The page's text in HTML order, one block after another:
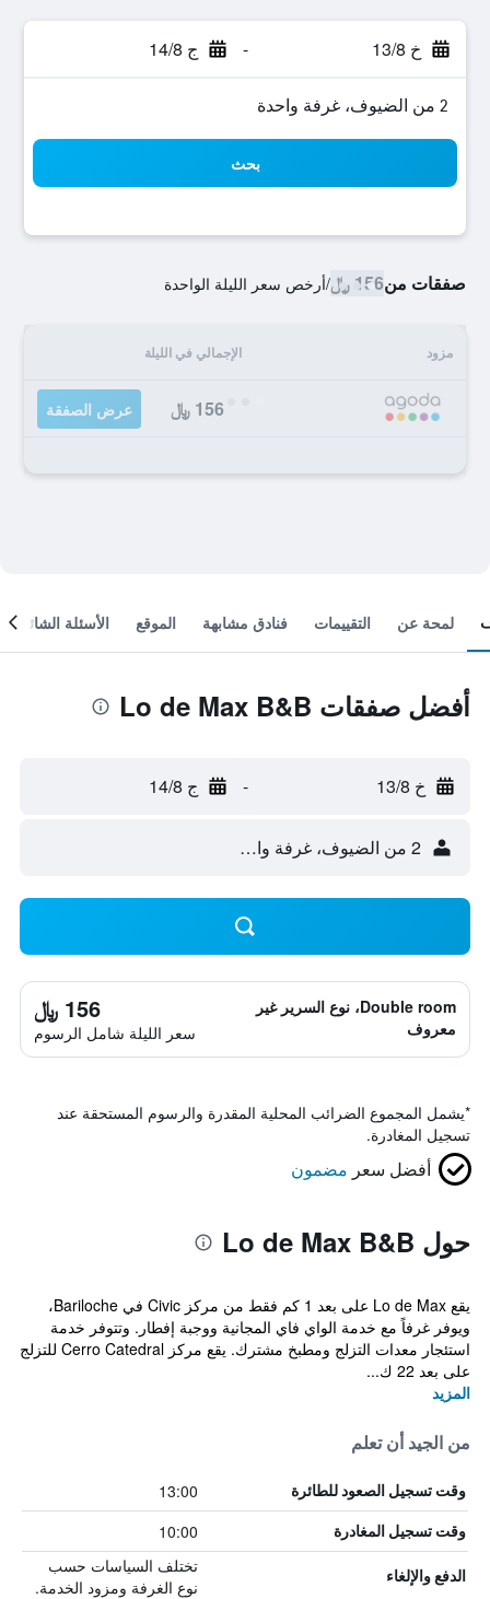
خ 13/8 - ج 14/8
2 من الضيوف، غرفة واحدة
بحث
صفقات من156 ﷼ /أرخص سعر الليلة الواحدة
مزود الإجمالي في الليلة
156 ﷼ عرض الصفقة
لمحة عن التقييمات فنادق مشابهة الموقع الأسئلة الشائعة
أفضل صفقات Lo de Max B&B
خ 13/8 - ج 14/8
2 من الضيوف، غرفة واحدة
Double room، نوع السرير غير
معروف
156 ﷼
سعر الليلة شامل الرسوم
*يشمل المجموع الضرائب المحلية المقدرة والرسوم المستحقة عند
تسجيل المغادرة.
أفضل سعر مضمون
حول Lo de Max B&B
يقع Lo de Max على بعد 1 كم فقط من مركز Civic في Bariloche،
ويوفر غرفاً مع خدمة الواي فاي المجانية ووجبة إفطار. وتتوفر خدمة
استئجار معدات التزلج ومطبخ مشترك. يقع مركز Cerro Catedral للتزلج
على بعد 22 ك...
المزيد
من الجيد أن تعلم
وقت تسجيل الصعود للطائرة 13:00
وقت تسجيل المغادرة 10:00
الدفع والإلغاء
تختلف السياسات حسب
نوع الغرفة ومزود الخدمة.